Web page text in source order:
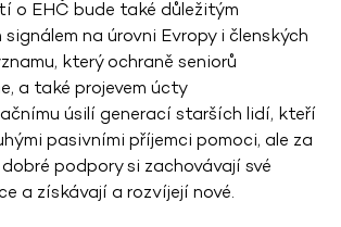
o EHČ bude také důležitým
na úrovni Evropy i členských
který ochraně seniorů
a také projevem úcty
úsilí generací starších lidí, kteří
pasivními příjemci pomoci, ale za
podpory si zachovávají své
a získávají a rozvíjejí nové.